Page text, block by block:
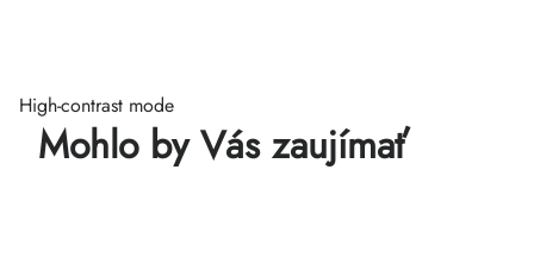
High-contrast mode
Mohlo by Vás zaujímať